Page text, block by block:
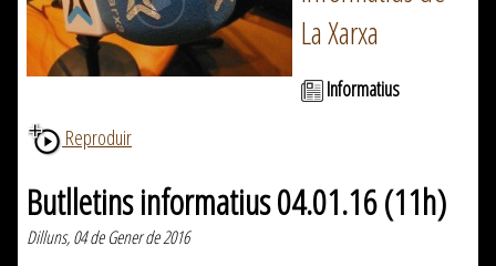
La Xarxa
Informatius
Reproduir
Butlletins informatius 04.01.16 (11h)
Dilluns, 04 de Gener de 2016